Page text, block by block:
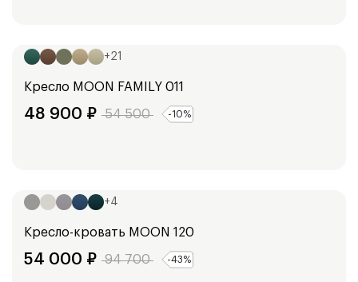
+21
Кресло MOON FAMILY 011
48 900 ₽ 54 500 -10%
+4
Кресло-кровать MOON 120
54 000 ₽ 94 700 -43%